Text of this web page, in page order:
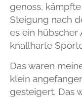
genoss,
Steigung nach
es ein hübscher
knallharte
Das waren
klein
gesteigert. Das